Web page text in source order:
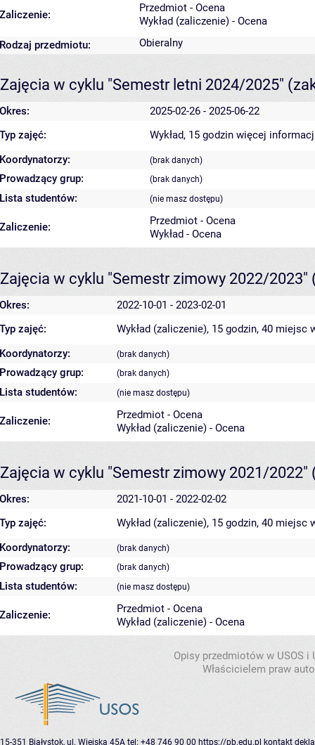
Zaliczenie:
Przedmiot - Ocena
Wykład (zaliczenie) - Ocena
Rodzaj przedmiotu:
Obieralny
Zajęcia w cyklu "Semestr letni 2024/2025"
Okres:
2025-02-26 - 2025-06-22
Typ zajęć:
Wykład, 15 godzin więcej
Koordynatorzy:
(brak danych)
Prowadzący grup: (brak danych)
Lista studentów: (nie masz dostępu)
Zaliczenie:
Przedmiot - Ocena
Wykład - Ocena
Zajęcia w cyklu "Semestr zimowy 2022/2023"
Okres:
2022-10-01 - 2023-02-01
Typ zajęć:
Wykład (zaliczenie), 15 godzin, 40 miejsc
Koordynatorzy:
(brak danych)
Prowadzący grup: (brak danych)
Lista studentów: (nie masz dostępu)
Zaliczenie:
Przedmiot - Ocena
Wykład (zaliczenie) - Ocena
Zajęcia w cyklu "Semestr zimowy 2021/2022"
Okres:
2021-10-01 - 2022-02-02
Typ zajęć:
Wykład (zaliczenie), 15 godzin, 40 miejsc
Koordynatorzy:
(brak danych)
Prowadzący grup: (brak danych)
Lista studentów: (nie masz dostępu)
Zaliczenie:
Przedmiot - Ocena
Wykład (zaliczenie) - Ocena
Opisy przedmiotów w USOS
Właścicielem praw
15-351 Białystok, ul. Wiejska 45A tel: +48 746 90 00 https://pb.edu.pl kontakt